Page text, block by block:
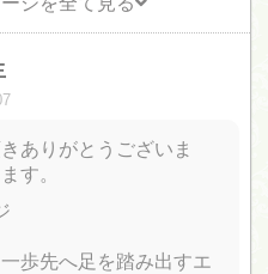
ありがとうございま
す。
歩先へ足を踏み出すエ